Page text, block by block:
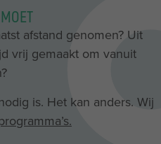
afstand genomen? Uit
vrij gemaakt om vanuit
is. Het kan anders. Wij